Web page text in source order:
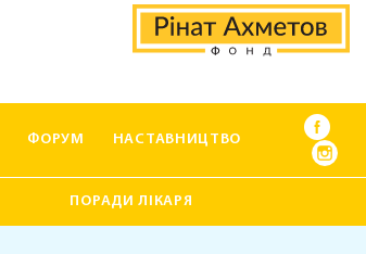
ФОРУМ
НАСТАВНИЦТВО
ПОРАДИ ЛІКАРЯ